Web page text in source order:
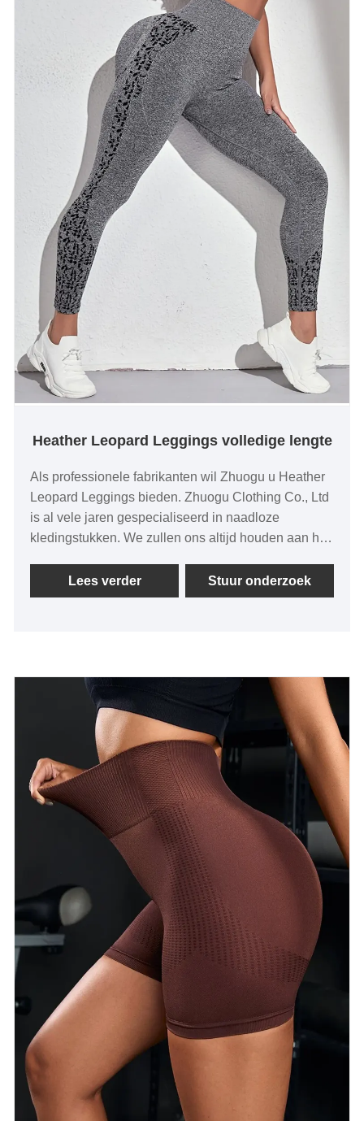
Heather Leopard Leggings volledige lengte
Als professionele fabrikanten wil Zhuogu u Heather
Leopard Leggings bieden. Zhuogu Clothing Co., Ltd
is al vele jaren gespecialiseerd in naadloze
kledingstukken. We zullen ons altijd houden aan het
wetenschappelijke managementmethoden, sterke
technische kracht, zullen de hervorming,
komen bezoeken, begeleiding en zakelijke
onderhandelingen.
Lees verder Stuur onderzoek